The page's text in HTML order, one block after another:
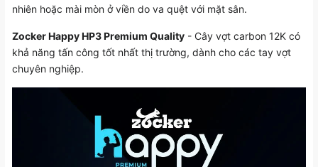
nhiên hoặc mài mòn ở viền do va quệt với mặt sân.
Zocker Happy HP3 Premium Quality - Cây vợt carbon 12K có
khả năng tấn công tốt nhất thị trường, dành cho các tay vợt
chuyên nghiệp.